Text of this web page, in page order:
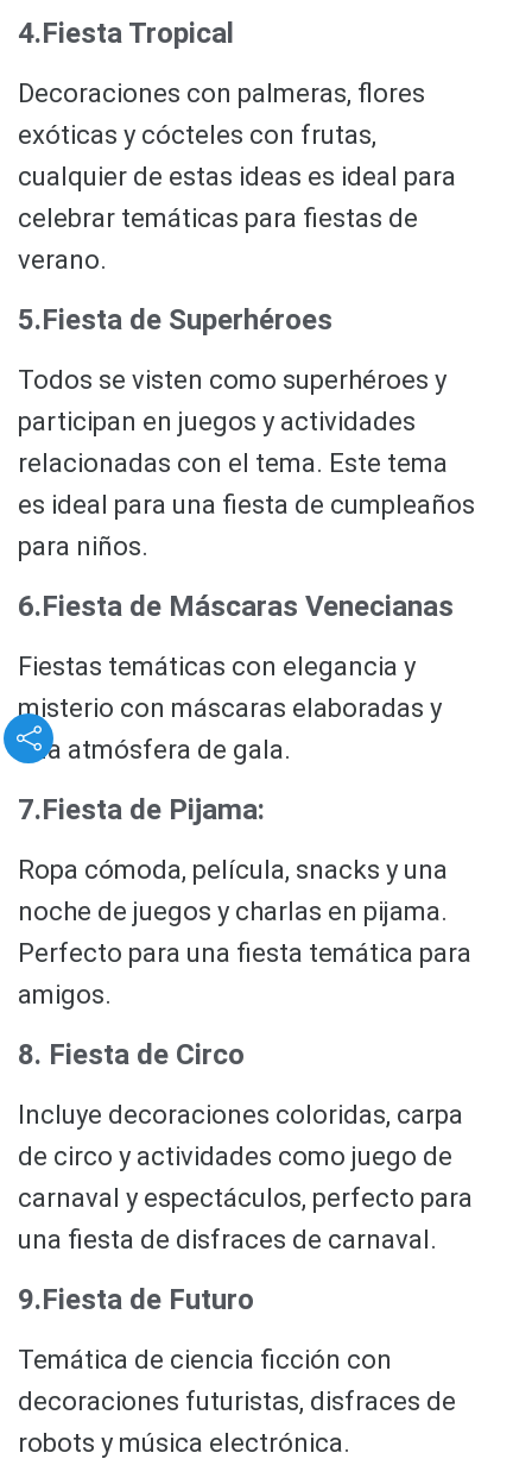
4.Fiesta Tropical
Decoraciones con palmeras, flores
exóticas y cócteles con frutas,
cualquier de estas ideas es ideal para
celebrar temáticas para fiestas de
verano.
5.Fiesta de Superhéroes
Todos se visten como superhéroes y
participan en juegos y actividades
relacionadas con el tema. Este tema
es ideal para una fiesta de cumpleaños
para niños.
6.Fiesta de Máscaras Venecianas
Fiestas temáticas con elegancia y
misterio con máscaras elaboradas y
una atmósfera de gala.
7.Fiesta de Pijama:
Ropa cómoda, película, snacks y una
noche de juegos y charlas en pijama.
Perfecto para una fiesta temática para
amigos.
8. Fiesta de Circo
Incluye decoraciones coloridas, carpa
de circo y actividades como juego de
carnaval y espectáculos, perfecto para
una fiesta de disfraces de carnaval.
9.Fiesta de Futuro
Temática de ciencia ficción con
decoraciones futuristas, disfraces de
robots y música electrónica.